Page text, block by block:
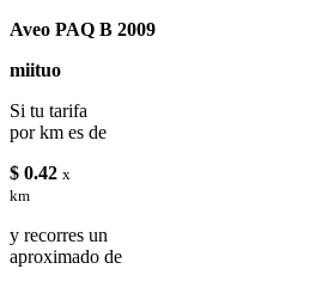
Aveo PAQ B 2009
miituo
Si tu tarifa
por km es de
$ 0.42 x
km
y recorres un
aproximado de